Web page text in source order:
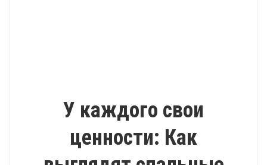
У каждого свои
ценности: Как